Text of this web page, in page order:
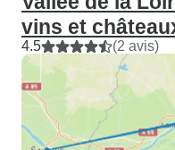
vins et
4.5 (2 avis)